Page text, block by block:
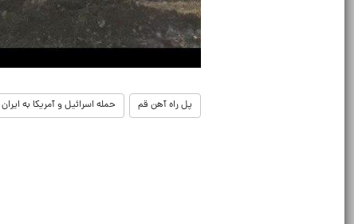
پل راه آهن قم حمله اسرائیل و آمریکا به ایران